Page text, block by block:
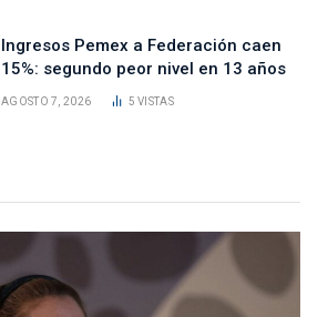
Ingresos Pemex a Federación caen
15%: segundo peor nivel en 13 años
AGOSTO 7, 2026 5VISTAS